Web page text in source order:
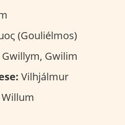
(Gouliélmos)
Gwilim
Vilhjálmur